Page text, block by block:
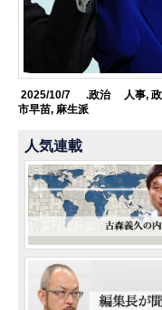
2025/10/7 .政治 人事,
市早苗, 麻生派
人気連載